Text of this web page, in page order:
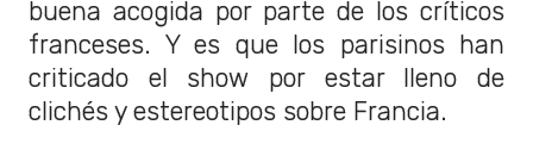
buena acogida por parte de los críticos
franceses. Y es que los parisinos han
criticado el show por estar lleno de
clichés y estereotipos sobre Francia.